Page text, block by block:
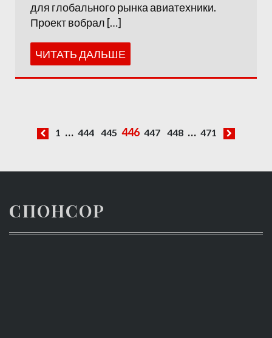
для глобального рынка авиатехники.
Проект вобрал […]
ЧИТАТЬ ДАЛЬШЕ
Навигация
по
1 … 444 445 446 447 448 … 471
СПОНСОР